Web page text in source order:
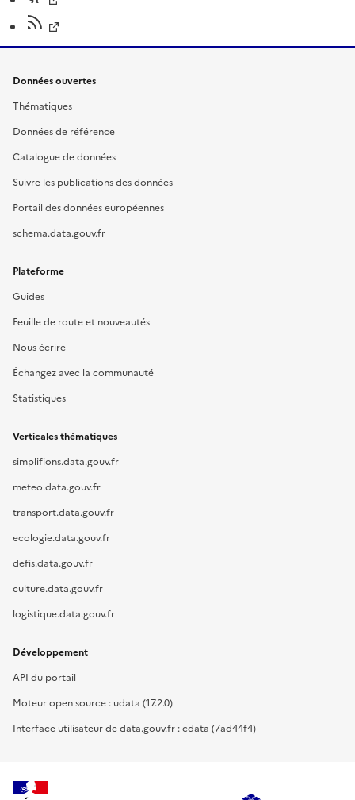
Données ouvertes
Thématiques
Données de référence
Catalogue de données
Suivre les publications des données
Portail des données européennes
schema.data.gouv.fr
Plateforme
Guides
Feuille de route et nouveautés
Nous écrire
Échangez avec la communauté
Statistiques
Verticales thématiques
simplifions.data.gouv.fr
meteo.data.gouv.fr
transport.data.gouv.fr
ecologie.data.gouv.fr
defis.data.gouv.fr
culture.data.gouv.fr
logistique.data.gouv.fr
Développement
API du portail
Moteur open source : udata (17.2.0)
Interface utilisateur de data.gouv.fr : cdata (7ad44f4)